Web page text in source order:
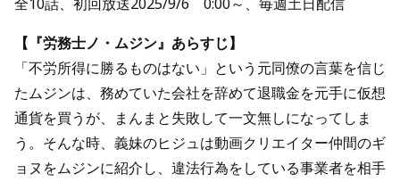
【『労務士ノ・ムジン』あらすじ】
「不労所得に勝るものはない」という元同僚の言葉を信じ
たムジンは、務めていた会社を辞めて退職金を元手に仮想
通貨を買うが、まんまと失敗して一文無しになってしま
う。そんな時、義妹のヒジュは動画クリエイター仲間のギ
ョヌをムジンに紹介し、違法行為をしている事業者を相手